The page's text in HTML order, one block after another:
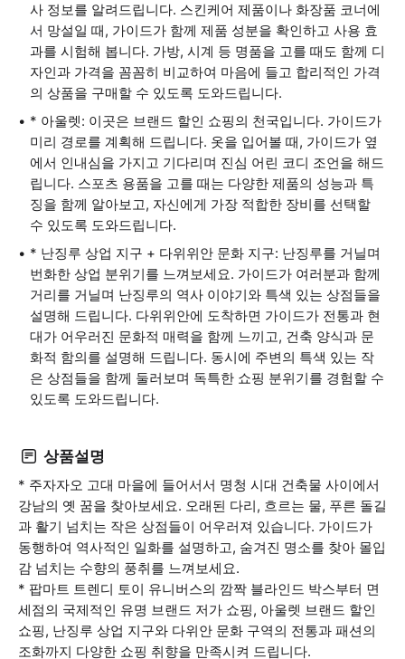
사 정보를 알려드립니다. 스킨케어 제품이나 화장품 코너에
서 망설일 때, 가이드가 함께 제품 성분을 확인하고 사용 효
과를 시험해 봅니다. 가방, 시계 등 명품을 고를 때도 함께 디
자인과 가격을 꼼꼼히 비교하여 마음에 들고 합리적인 가격
의 상품을 구매할 수 있도록 도와드립니다.
* 아울렛: 이곳은 브랜드 할인 쇼핑의 천국입니다. 가이드가
미리 경로를 계획해 드립니다. 옷을 입어볼 때, 가이드가 옆
에서 인내심을 가지고 기다리며 진심 어린 코디 조언을 해드
립니다. 스포츠 용품을 고를 때는 다양한 제품의 성능과 특
징을 함께 알아보고, 자신에게 가장 적합한 장비를 선택할
수 있도록 도와드립니다.
* 난징루 상업 지구 + 다위위안 문화 지구: 난징루를 거닐며
번화한 상업 분위기를 느껴보세요. 가이드가 여러분과 함께
거리를 거닐며 난징루의 역사 이야기와 특색 있는 상점들을
설명해 드립니다. 다위위안에 도착하면 가이드가 전통과 현
대가 어우러진 문화적 매력을 함께 느끼고, 건축 양식과 문
화적 함의를 설명해 드립니다. 동시에 주변의 특색 있는 작
은 상점들을 함께 둘러보며 독특한 쇼핑 분위기를 경험할 수
있도록 도와드립니다.
상품설명
* 주자자오 고대 마을에 들어서서 명청 시대 건축물 사이에서
강남의 옛 꿈을 찾아보세요. 오래된 다리, 흐르는 물, 푸른 돌길
과 활기 넘치는 작은 상점들이 어우러져 있습니다. 가이드가
동행하여 역사적인 일화를 설명하고, 숨겨진 명소를 찾아 몰입
감 넘치는 수향의 풍취를 느껴보세요.
* 팝마트 트렌디 토이 유니버스의 깜짝 블라인드 박스부터 면
세점의 국제적인 유명 브랜드 저가 쇼핑, 아울렛 브랜드 할인
쇼핑, 난징루 상업 지구와 다위안 문화 구역의 전통과 패션의
조화까지 다양한 쇼핑 취향을 만족시켜 드립니다.